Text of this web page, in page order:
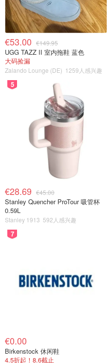
€53.00 €149.95
UGG TAZZ II 室内拖鞋 蓝色
大码捡漏
Zalando Lounge (DE) 1259人感兴趣
5
€28.69 €45.00
Stanley Quencher ProTour 吸管杯
0.59L
Stanley 1913 592人感兴趣
7
€0.00
Birkenstock 休闲鞋
4.5折起！8.6截止